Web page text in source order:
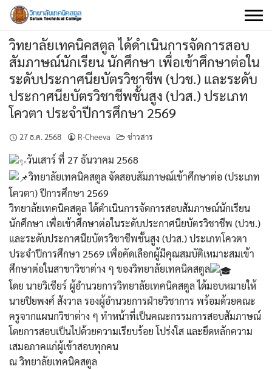
Skip
content
วิทยาลัยเทคนิคสตูล ได้ดำเนินการจัดการสอบ
สัมภาษณ์นักเรียน นักศึกษา เพื่อเข้าศึกษาต่อใน
ระดับประกาศนียบัตรวิชาชีพ (ปวช.) และระดับ
ประกาศนียบัตรวิชาชีพชั้นสูง (ปวส.) ประเภท
โควตา ประจำปีการศึกษา 2569
27 ธ.ค. 2568 R-Cheeva ข่าวสาร
วันเสาร์ ที่ 27 ธันวาคม 2568
วิทยาลัยเทคนิคสตูล จัดสอบสัมภาษณ์เข้าศึกษาต่อ (ประเภท
โควตา) ปีการศึกษา 2569
วิทยาลัยเทคนิคสตูล ได้ดำเนินการจัดการสอบสัมภาษณ์นักเรียน
นักศึกษา เพื่อเข้าศึกษาต่อในระดับประกาศนียบัตรวิชาชีพ (ปวช.)
และระดับประกาศนียบัตรวิชาชีพชั้นสูง (ปวส.) ประเภทโควตา
ประจำปีการศึกษา 2569 เพื่อคัดเลือกผู้มีคุณสมบัติเหมาะสมเข้า
ศึกษาต่อในสาขาวิชาต่าง ๆ ของวิทยาลัยเทคนิคสตูล
โดย นายวิเชียร์ ผู้อำนวยการวิทยาลัยเทคนิคสตูล ได้มอบหมายให้
นายปิยพงศ์ สังวาล รองผู้อำนวยการฝ่ายวิชาการ พร้อมด้วยคณะ
ครูจากแผนกวิชาต่าง ๆ ทำหน้าที่เป็นคณะกรรมการสอบสัมภาษณ์
โดยการสอบเป็นไปด้วยความเรียบร้อย โปร่งใส และยึดหลักความ
เสมอภาคแก่ผู้เข้าสอบทุกคน
ณ วิทยาลัยเทคนิคสตูล